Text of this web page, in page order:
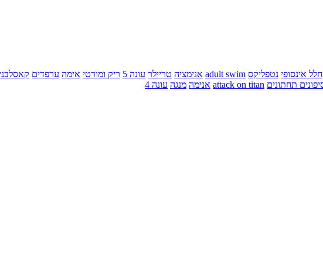
חלל אינסופי נטפליקס adult swim אנימציה טריילר עונה 5 ריק ומורטי אימה ערפדים
תחתונים attack on titan אנימה מנגה עונה 4